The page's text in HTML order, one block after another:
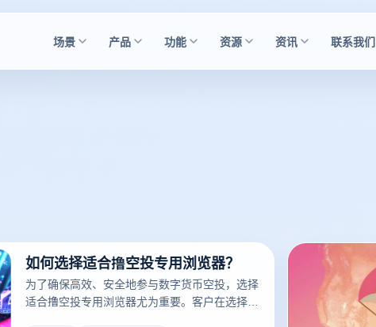
场景 产品 功能 资源 资讯 联系我们
如何选择适合撸空投专用浏览器？
为了确保高效、安全地参与数字货币空投，选择
适合撸空投专用浏览器尤为重要。客户在选择过